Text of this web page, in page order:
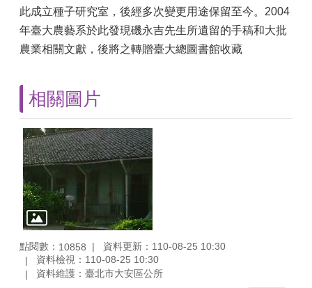
此成立種子研究室，後經多次變更用途保留至今。2004
年臺大農藝系於此發現磯永吉先生所遺留的手稿和大批
農業相關文獻，後將之轉贈臺大總圖書館收藏
相關圖片
點閱數： 10858
資料更新：110-08-25 10:30
資料檢視：110-08-25 10:30
資料維護：臺北市大安區公所